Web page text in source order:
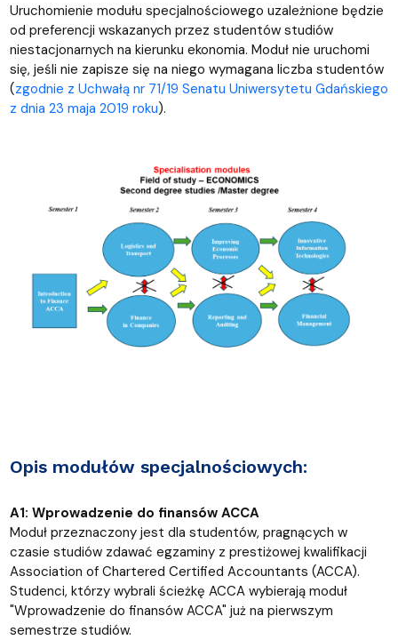
Uruchomienie modułu specjalnościowego uzależnione będzie
od preferencji wskazanych przez studentów studiów
niestacjonarnych na kierunku ekonomia. Moduł nie uruchomi
się, jeśli nie zapisze się na niego wymagana liczba studentów
(zgodnie z Uchwałą nr 71/19 Senatu Uniwersytetu Gdańskiego
z dnia 23 maja 2019 roku).
Opis modułów specjalnościowych:
A1: Wprowadzenie do finansów ACCA
Moduł przeznaczony jest dla studentów, pragnących w
czasie studiów zdawać egzaminy z prestiżowej kwalifikacji
Association of Chartered Certified Accountants (ACCA).
Studenci, którzy wybrali ścieżkę ACCA wybierają moduł
"Wprowadzenie do finansów ACCA" już na pierwszym
semestrze studiów.